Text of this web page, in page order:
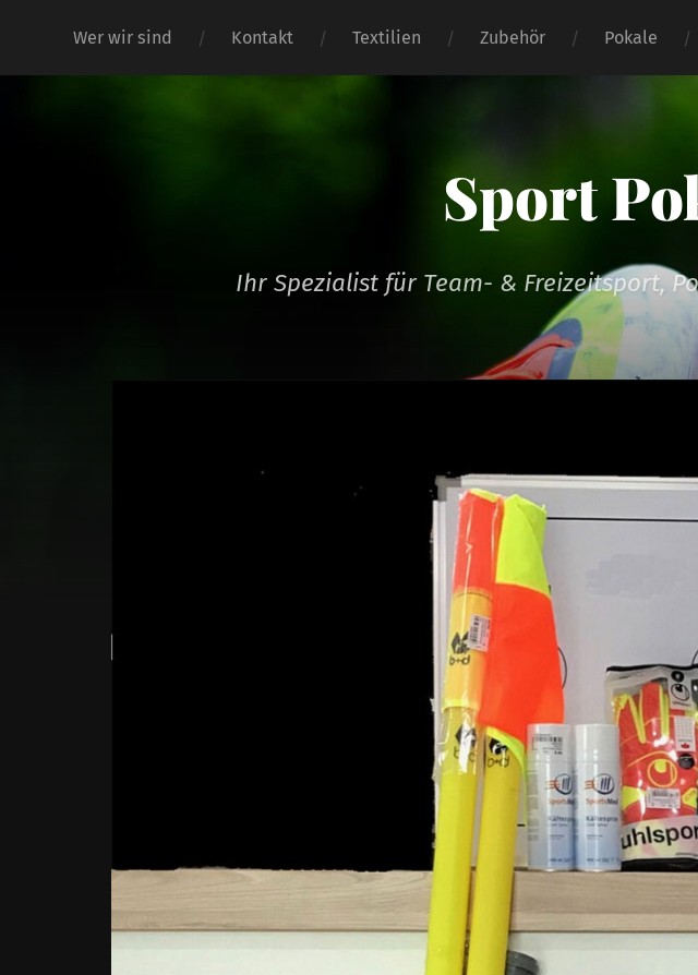
Wer wir sind Kontakt Textilien Zubehör Pokale
Sport
Ihr Spezialist für Team- & Freizeitsport,